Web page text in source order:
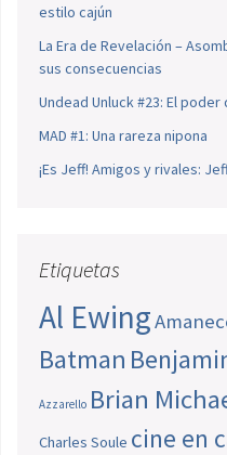
estilo cajún
La Era de Revelación –
sus consecuencias
Undead Unluck #23: El poder
MAD #1: Una rareza nipona
¡Es Jeff! Amigos y rivales:
Etiquetas
Al Ewing
Batman
Azzarello Brian
Charles Soule cine en